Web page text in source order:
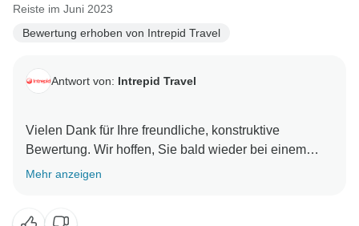
Reiste im Juni 2023
Bewertung erhoben von Intrepid Travel
Antwort von: Intrepid Travel
Vielen Dank für Ihre freundliche, konstruktive
Bewertung. Wir hoffen, Sie bald wieder bei einem
Mehr anzeigen